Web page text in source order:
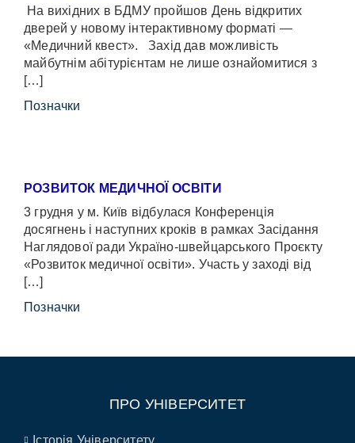
На вихідних в БДМУ пройшов День відкритих
дверей у новому інтерактивному форматі —
«Медичний квест». Захід дав можливість
майбутнім абітурієнтам не лише ознайомитися з
[…]
Позначки
РОЗВИТОК МЕДИЧНОЇ ОСВІТИ
3 грудня у м. Київ відбулася Конференція
досягнень і наступних кроків в рамках Засідання
Наглядової ради Україно-швейцарського Проєкту
«Розвиток медичної освіти». Участь у заході від
[…]
Позначки
ПРО УНІВЕРСИТЕТ
Історія Університету